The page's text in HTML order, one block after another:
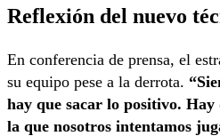
Reflexión del nuevo
En conferencia de prensa, el
su equipo pese a la derrota.
hay que sacar lo positivo. Hay
la que nosotros intentamos